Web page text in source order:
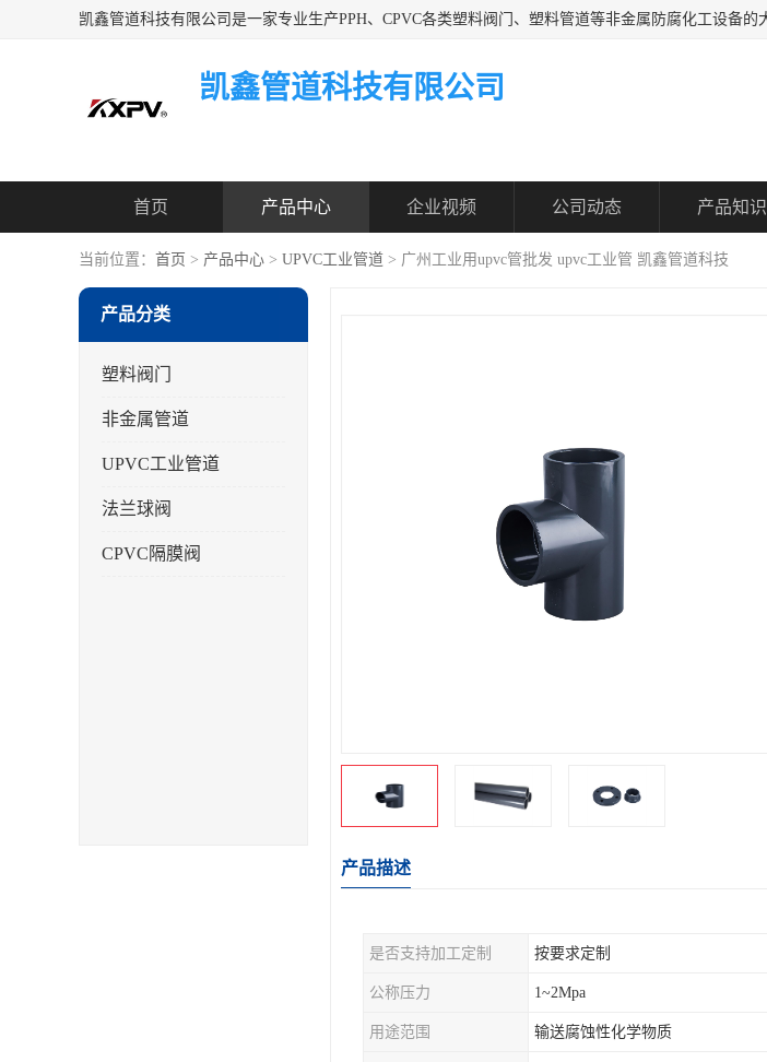
凯鑫管道科技有限公司
首页 产品中心 企业视频 公司动态 产品知识
当前位置： 首页 > 产品中心 > UPVC工业管道 > 广州工业用upvc管批发 upvc工业管 凯鑫管道科技
产品分类
塑料阀门
非金属管道
UPVC工业管道
法兰球阀
CPVC隔膜阀
产品描述
是否支持加工定制 按要求定制
公称压力 1~2Mpa
用途范围 输送腐蚀性化学物质